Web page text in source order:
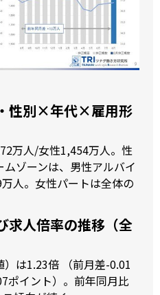
性別×年代×雇用形
万人/女性1,454万人。性
ゾーンは、男性アルバイ
人。女性パートは全体の
求人倍率の推移（全
は1.23倍 （前月差-0.01
ポイント）。前年同月比